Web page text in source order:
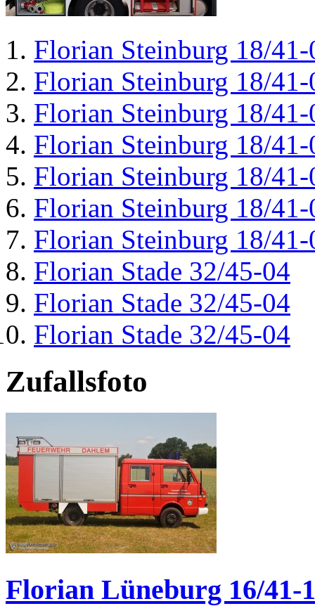
Florian Steinburg 18/41-
Florian Steinburg 18/41-
Florian Steinburg 18/41-
Florian Steinburg 18/41-
Florian Steinburg 18/41-
Florian Steinburg 18/41-
Florian Steinburg 18/41-
Florian Stade 32/45-04
Florian Stade 32/45-04
Florian Stade 32/45-04
Zufallsfoto
Florian Lüneburg 16/41-